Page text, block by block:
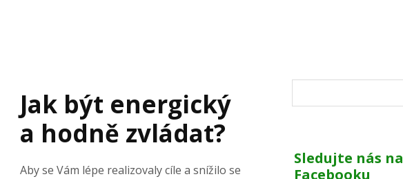
Jak být energický
a hodně zvládat?
Aby se Vám lépe realizovaly cíle a snížilo se
Sledujte nás na
Facebooku